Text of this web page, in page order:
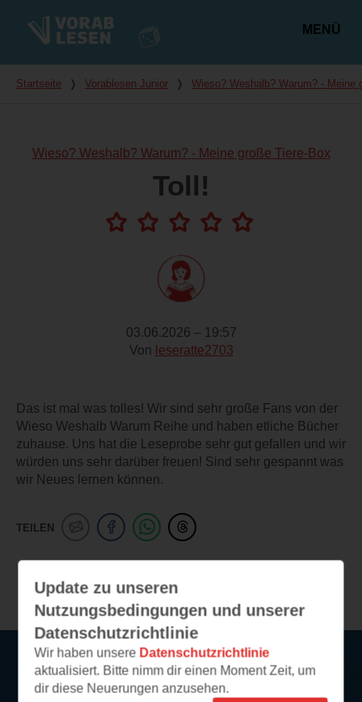
MENÜ
Du bist hier
Startseite ❭ Vorablesen Junior ❭ Wieso? Weshalb? Warum? - Meine
Wieso? Weshalb? Warum? - Meine große Tiere-Box
Toll!
03.06.2026 – 19:57
Von leseratte2703
Das ist mal was tolles! Wir sind sehr große Fans von der
Wieso Weshalb Warum Reihe und haben etliche Bücher
zuhause. Uns hat die Leseprobe sehr gut gefallen und wir
würden uns sehr darüber freuen! Sind sehr gespannt was
wir Neues lernen können.
TEILEN
Update zu unseren
Nutzungsbedingungen und unserer
Datenschutzrichtlinie
Wir haben unsere Datenschutzrichtlinie
aktualisiert. Bitte nimm dir einen Moment Zeit, um
dir diese Neuerungen anzusehen.
Service